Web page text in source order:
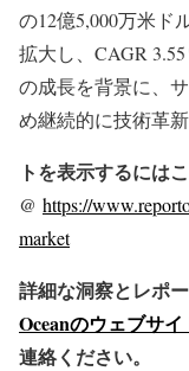
の12億5,000万米ド
拡大し、CAGR
の成長を背景に、
め継続的に技術革
トを表示するには
@ https://
market
詳細な洞察とレポ
Oceanのウェブサイ
連絡ください。